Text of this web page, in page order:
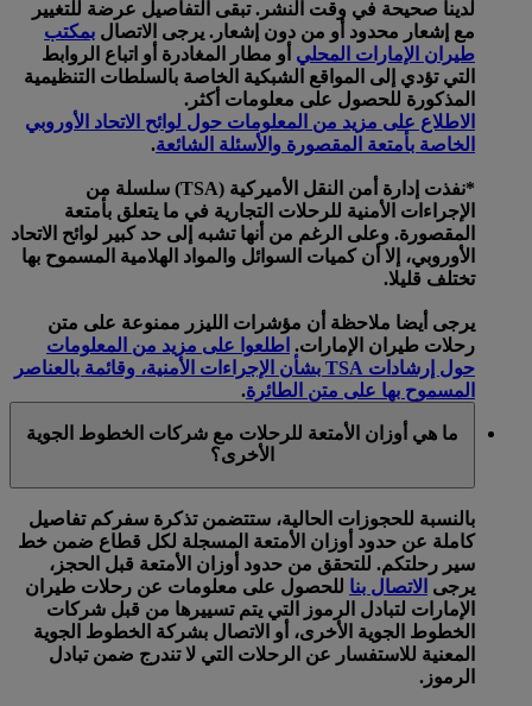
لدينا صحيحة في وقت النشر. تبقى التفاصيل عرضة للتغيير
مع إشعار محدود أو من دون إشعار. يرجى الاتصال بمكتب
طيران الإمارات المحلي أو مطار المغادرة أو اتباع الروابط
التي تؤدي إلى المواقع الشبكية الخاصة بالسلطات التنظيمية
المذكورة للحصول على معلومات أكثر.
الاطلاع على مزيد من المعلومات حول لوائح الاتحاد الأوروبي
الخاصة بأمتعة المقصورة والأسئلة الشائعة.
*نفذت إدارة أمن النقل الأميركية (TSA) سلسلة من
الإجراءات الأمنية للرحلات التجارية في ما يتعلق بأمتعة
المقصورة. وعلى الرغم من أنها تشبه إلى حد كبير لوائح الاتحاد
الأوروبي، إلا أن كميات السوائل والمواد الهلامية المسموح بها
تختلف قليلا.
يرجى أيضا ملاحظة أن مؤشرات الليزر ممنوعة على متن
رحلات طيران الإمارات. اطلعوا على مزيد من المعلومات
حول إرشادات TSA بشأن الإجراءات الأمنية، وقائمة بالعناصر
المسموح بها على متن الطائرة.
ما هي أوزان الأمتعة للرحلات مع شركات الخطوط الجوية
الأخرى؟
بالنسبة للحجوزات الحالية، ستتضمن تذكرة سفركم تفاصيل
كاملة عن حدود أوزان الأمتعة المسجلة لكل قطاع ضمن خط
سير رحلتكم. للتحقق من حدود أوزان الأمتعة قبل الحجز،
يرجى الاتصال بنا للحصول على معلومات عن رحلات طيران
الإمارات لتبادل الرموز التي يتم تسييرها من قبل شركات
الخطوط الجوية الأخرى، أو الاتصال بشركة الخطوط الجوية
المعنية للاستفسار عن الرحلات التي لا تندرج ضمن تبادل
الرموز.